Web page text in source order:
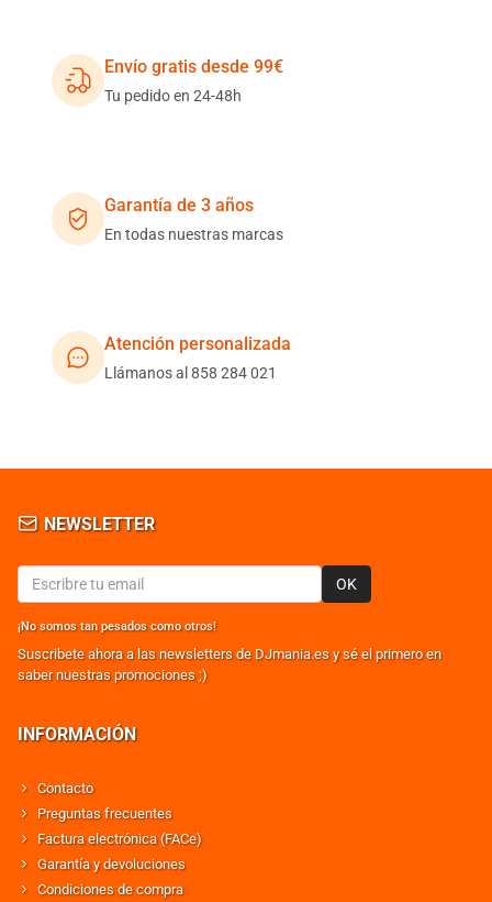
Envío gratis desde 99€
Tu pedido en 24-48h
Garantía de 3 años
En todas nuestras marcas
Atención personalizada
Llámanos al 858 284 021
NEWSLETTER
OK
¡No somos tan pesados como otros!
Suscribete ahora a las newsletters de DJmania.es y sé el primero en
saber nuestras promociones ;)
INFORMACIÓN
Contacto
Preguntas frecuentes
Factura electrónica (FACe)
Garantía y devoluciones
Condiciones de compra